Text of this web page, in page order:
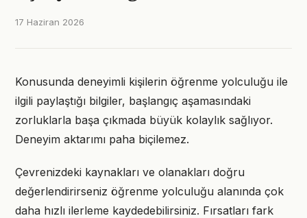
17 Haziran 2026
Konusunda deneyimli kişilerin öğrenme yolculuğu ile
ilgili paylaştığı bilgiler, başlangıç aşamasındaki
zorluklarla başa çıkmada büyük kolaylık sağlıyor.
Deneyim aktarımı paha biçilemez.
Çevrenizdeki kaynakları ve olanakları doğru
değerlendirirseniz öğrenme yolculuğu alanında çok
daha hızlı ilerleme kaydedebilirsiniz. Fırsatları fark